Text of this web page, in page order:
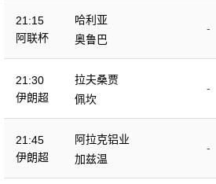
21:15
阿联杯
哈利亚
-
奥鲁巴
21:30
伊朗超
拉夫桑贾
-
佩坎
21:45
伊朗超
阿拉克铝业
-
加兹温